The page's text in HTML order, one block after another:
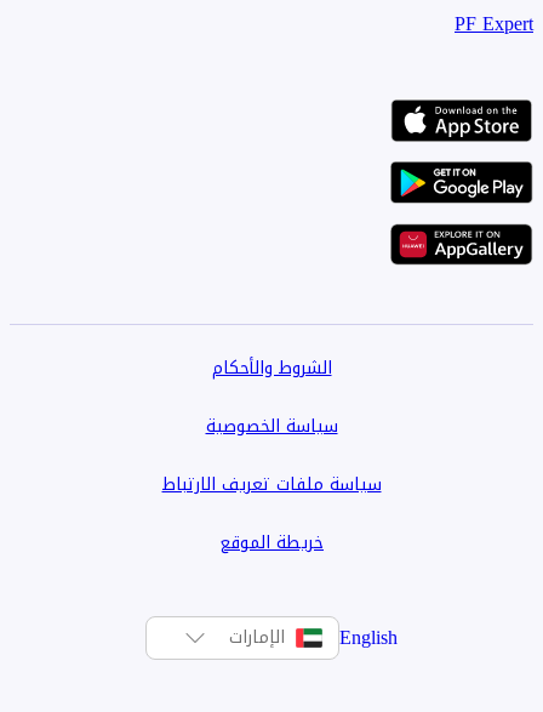
PF Expert
الشروط والأحكام
سياسة الخصوصية
سياسة ملفات تعريف الارتباط
خريطة الموقع
English الإمارات